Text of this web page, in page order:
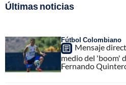
Últimas noticias
Fútbol Colombiano
Mensaje
medio del 'boom'
Fernando